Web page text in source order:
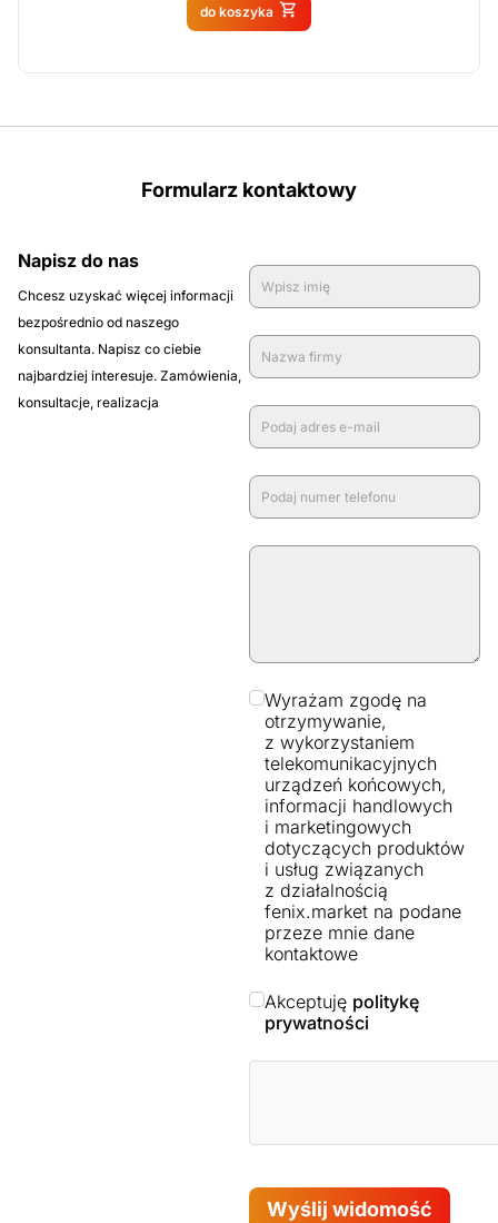
do koszyka
Produkt dostępny na
Formularz kontaktowy
Napisz do nas
Chcesz uzyskać więcej informacji
bezpośrednio od naszego
konsultanta. Napisz co ciebie
najbardziej interesuje. Zamówienia,
konsultacje, realizacja
Wyrażam zgodę na
otrzymywanie,
z wykorzystaniem
telekomunikacyjnych
urządzeń końcowych,
informacji handlowych
i marketingowych
dotyczących produktów
i usług związanych
z działalnością
fenix.market na podane
przeze mnie dane
kontaktowe
Akceptuję politykę
prywatności
Wyślij widomość